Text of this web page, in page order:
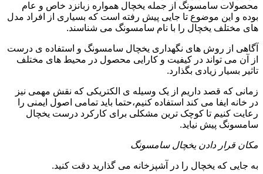
محصولات سامسونگ از جمله یخچال همواره زبانزد خاص و عام
بوده و این موضوع تا جایی پیش رفته است که بسیاری از افراد مدل
های مختلف یخچال را با نام سامسونگ می شناسند.
آگاهی از روش های نگهداری یخچال سامسونگ و استفاده ی درست
از آن می تواند در کیفیت و کارایی محصول در محیط های مختلف
تاثیر بسیار زیادی بگذارد.
زمانی که قصد داریم از یک وسیله ی الکتریکی که نقش مهمی نیز
در خانه ایفا می کند استفاده کنیم،حتما باید تمامی اصول ایمنی را
رعایت کنیم تا کوچک ترین مشکلی برای کارکرد درست یخچال
سامسونگ پیش نیاید.
مکان قرار دادن یخچال سامسونگ
به جایی که یخچال را در آشپزخانه می گذارید دقت کنید.